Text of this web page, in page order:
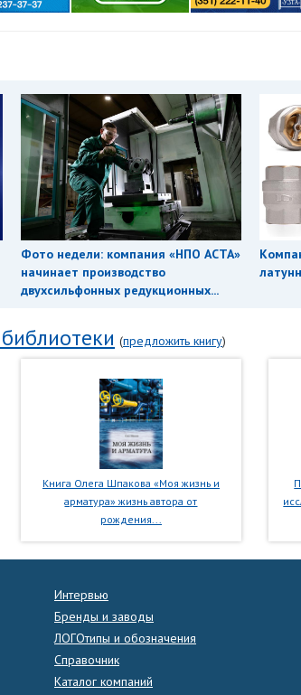
Фото недели: компания «НПО АСТА»
начинает производство
двухсильфонных редукционных...
(предложить книгу)
Книга Олега Шпакова «Моя жизнь и
арматура» жизнь автора от
рождения...
Интервью
Бренды и заводы
ЛОГОтипы и обозначения
Справочник
Каталог компаний